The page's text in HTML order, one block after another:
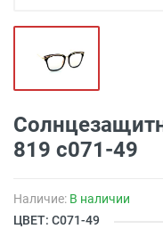
819 с071-49
Наличие: В наличии
ЦВЕТ: С071-49